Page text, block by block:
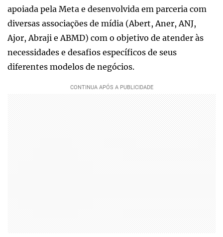
apoiada pela Meta e desenvolvida em parceria com
diversas associações de mídia (Abert, Aner, ANJ,
Ajor, Abraji e ABMD) com o objetivo de atender às
necessidades e desafios específicos de seus
diferentes modelos de negócios.